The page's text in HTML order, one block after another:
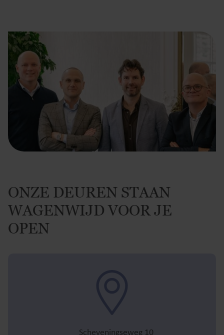
ONZE DEUREN STAAN
WAGENWIJD VOOR JE
OPEN
Scheveningseweg 10